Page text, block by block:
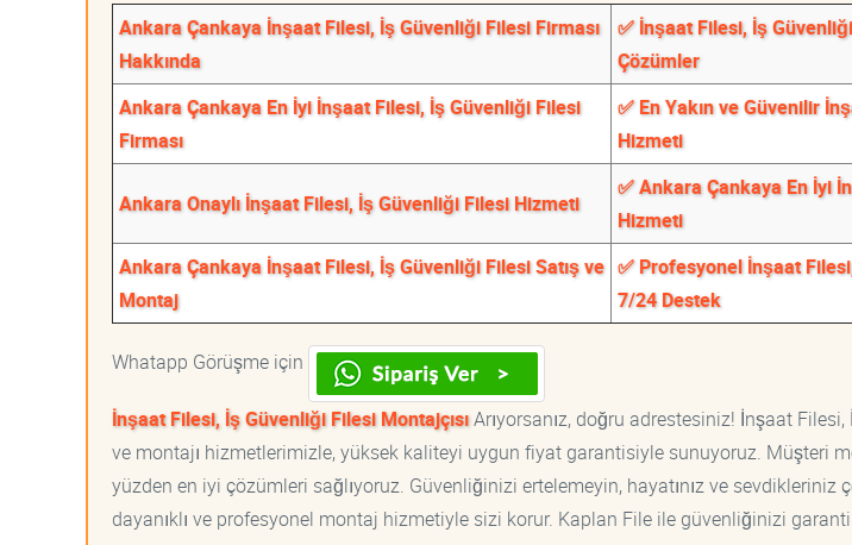
Ankara Çankaya İnşaat Filesi, İş Güvenliği Filesi Firması
Hakkında
✅ İnşaat Filesi, İş
Çözümler
Ankara Çankaya En İyi İnşaat Filesi, İş Güvenliği Filesi
Firması
✅ En Yakın ve Güvenilir
Hizmeti
Ankara Onaylı İnşaat Filesi, İş Güvenliği Filesi Hizmeti
✅ Ankara Çankaya En İyi
Hizmeti
Ankara Çankaya İnşaat Filesi, İş Güvenliği Filesi Satış ve
Montaj
✅ Profesyonel İnşaat
7/24 Destek
Whatapp Görüşme için
İnşaat Filesi, İş Güvenliği Filesi MontajçısıArıyorsanız, doğru adrestesiniz! İnşaat Filesi,
ve montajı hizmetlerimizle, yüksek kaliteyi uygun fiyat garantisiyle sunuyoruz. Müşteri
yüzden en iyi çözümleri sağlıyoruz. Güvenliğinizi ertelemeyin, hayatınız ve sevdikleriniz
dayanıklı ve profesyonel montaj hizmetiyle sizi korur. Kaplan File ile güvenliğinizi garanti